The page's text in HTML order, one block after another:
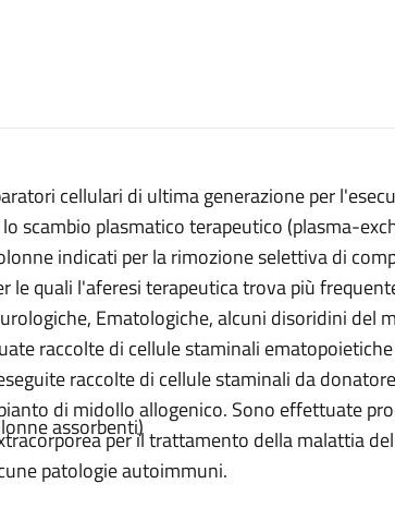
cellulari di ultima generazione per
scambio plasmatico terapeutico (plasma-
indicati per la rimozione selettiva di
le quali l'aferesi terapeutica trova più
Ematologiche, alcuni disoridini del
raccolte di cellule staminali
raccolte di cellule staminali da
di midollo allogenico. Sono effettuate
per il trattamento della malattia
patologie autoimmuni.
assorbenti)